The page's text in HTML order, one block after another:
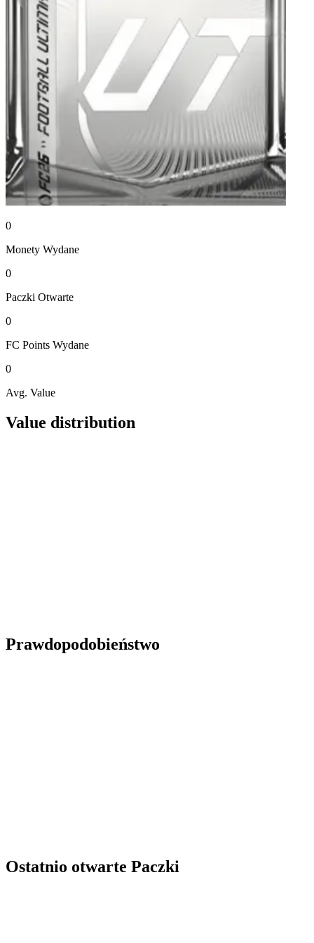
0
Monety Wydane
0
Paczki Otwarte
0
FC Points Wydane
0
Avg. Value
Value distribution
Prawdopodobieństwo
Ostatnio otwarte Paczki